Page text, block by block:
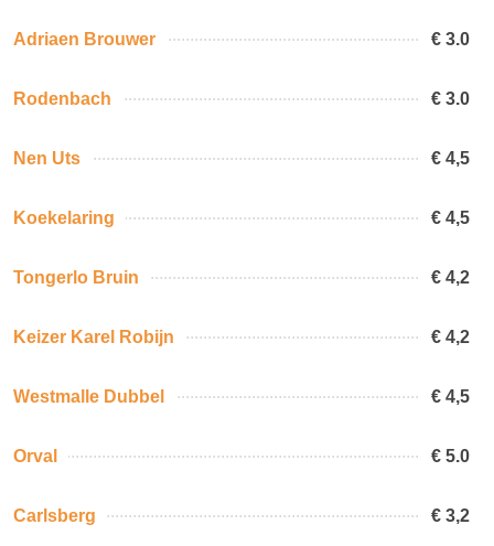
Adriaen Brouwer € 3.0
Rodenbach € 3.0
Nen Uts € 4,5
Koekelaring € 4,5
Tongerlo Bruin € 4,2
Keizer Karel Robijn € 4,2
Westmalle Dubbel € 4,5
Orval € 5.0
Carlsberg € 3,2